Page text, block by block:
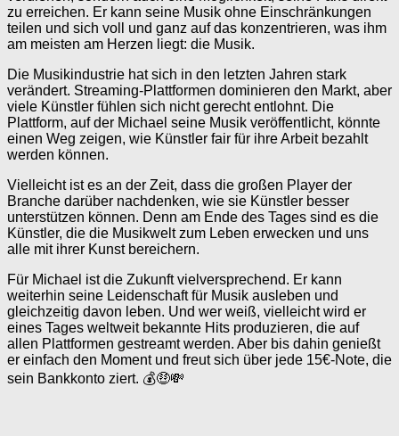
zu erreichen. Er kann seine Musik ohne Einschränkungen
teilen und sich voll und ganz auf das konzentrieren, was ihm
am meisten am Herzen liegt: die Musik.
Die Musikindustrie hat sich in den letzten Jahren stark
verändert. Streaming-Plattformen dominieren den Markt, aber
viele Künstler fühlen sich nicht gerecht entlohnt. Die
Plattform, auf der Michael seine Musik veröffentlicht, könnte
einen Weg zeigen, wie Künstler fair für ihre Arbeit bezahlt
werden können.
Vielleicht ist es an der Zeit, dass die großen Player der
Branche darüber nachdenken, wie sie Künstler besser
unterstützen können. Denn am Ende des Tages sind es die
Künstler, die die Musikwelt zum Leben erwecken und uns
alle mit ihrer Kunst bereichern.
Für Michael ist die Zukunft vielversprechend. Er kann
weiterhin seine Leidenschaft für Musik ausleben und
gleichzeitig davon leben. Und wer weiß, vielleicht wird er
eines Tages weltweit bekannte Hits produzieren, die auf
allen Plattformen gestreamt werden. Aber bis dahin genießt
er einfach den Moment und freut sich über jede 15€-Note, die
sein Bankkonto ziert. 💰🤑💸